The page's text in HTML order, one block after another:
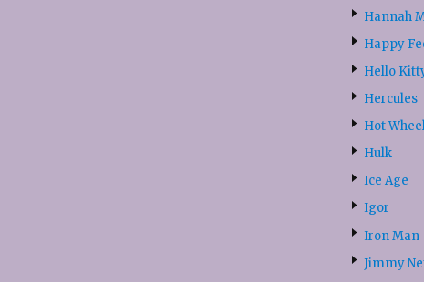
Hannah
Happy
Hello
Hercules
Hot
Hulk
Ice Age
Igor
Iron Man
Jimmy